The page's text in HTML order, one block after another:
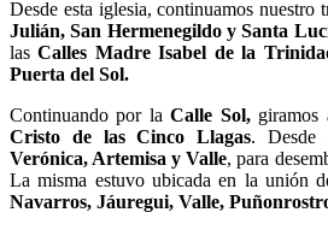
Desde esta iglesia, continuamos nuestro
Julián, San Hermenegildo y Santa
las Calles Madre Isabel de la
Puerta del Sol.
Continuando por laCalle Sol,giramos
Cristo de las Cinco Llagas. Desde
Verónica, Artemisa y Valle, para
La misma estuvo ubicada en la unión
Navarros, Jáuregui, Valle,